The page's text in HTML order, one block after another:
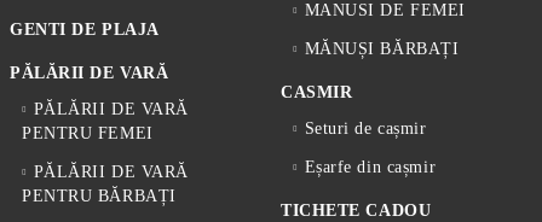
GENTI DE PLAJA
PĂLĂRII DE VARĂ
PĂLĂRII DE VARĂ
PENTRU FEMEI
PĂLĂRII DE VARĂ
PENTRU BĂRBAȚI
MANUSI DE FEMEI
MĂNUȘI BĂRBAȚI
CASMIR
Seturi de cașmir
Eșarfe din cașmir
TICHETE CADOU